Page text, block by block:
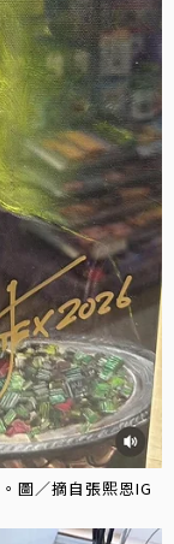
圖／摘自張熙恩IG